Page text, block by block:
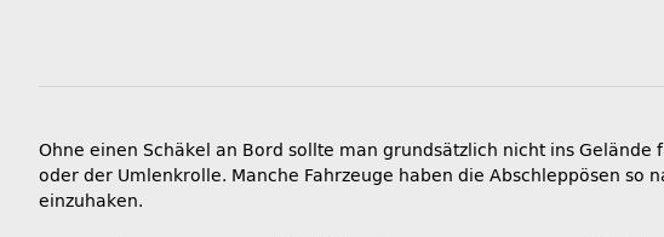
Ohne einen Schäkel an Bord sollte man grundsätzlich nicht ins
oder der Umlenkrolle. Manche Fahrzeuge haben die Abschleppösen so
einzuhaken.